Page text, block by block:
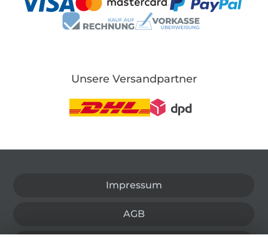
Unsere Versandpartner
Impressum
AGB